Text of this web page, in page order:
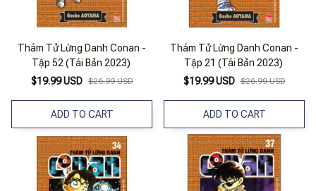
Thám Tử Lừng Danh Conan -
Tập 52 (Tái Bản 2023)
$19.99 USD $26.99 USD
ADD TO CART
Thám Tử Lừng Danh Conan -
Tập 21 (Tái Bản 2023)
$19.99 USD $26.99 USD
ADD TO CART